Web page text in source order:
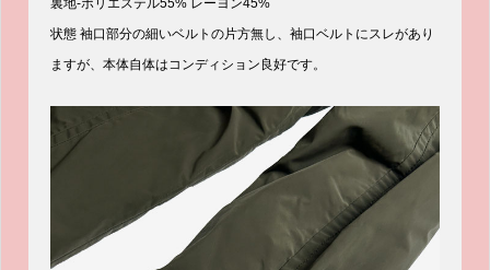
裏地-ポリエステル55% レーヨン45%
状態 袖口部分の細いベルトの片方無し、袖口ベルトにスレがあり
ますが、本体自体はコンディション良好です。